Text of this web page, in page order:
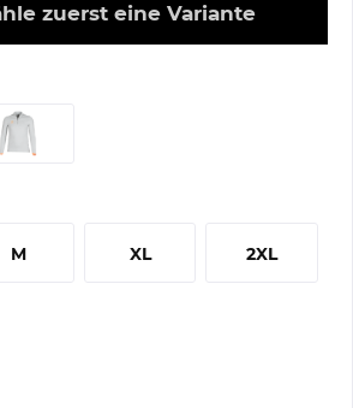
zuerst eine Variante
M XL 2XL